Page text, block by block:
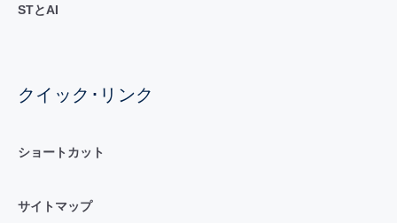
STとAI
クイック･リンク
ショートカット
サイトマップ